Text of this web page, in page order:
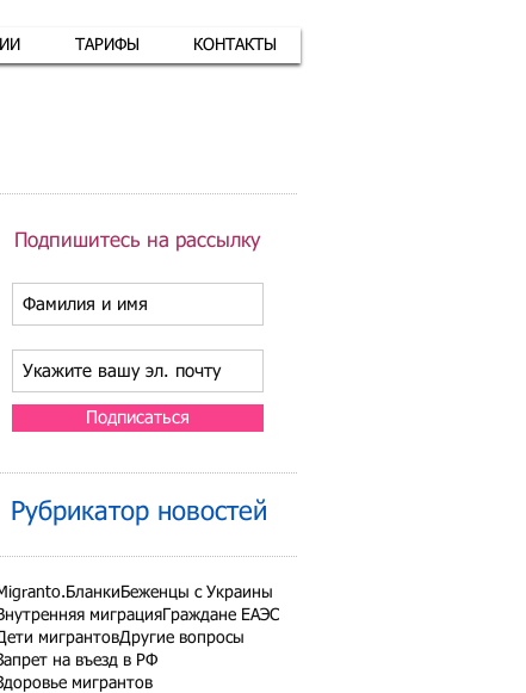
ТАРИФЫ КОНТАКТЫ
Подпишитесь на рассылку
Подписаться
Рубрикатор новостей
Беженцы с Украины
миграция Граждане ЕАЭС
мигрантовДругие вопросы
на въезд в РФ
мигрантов